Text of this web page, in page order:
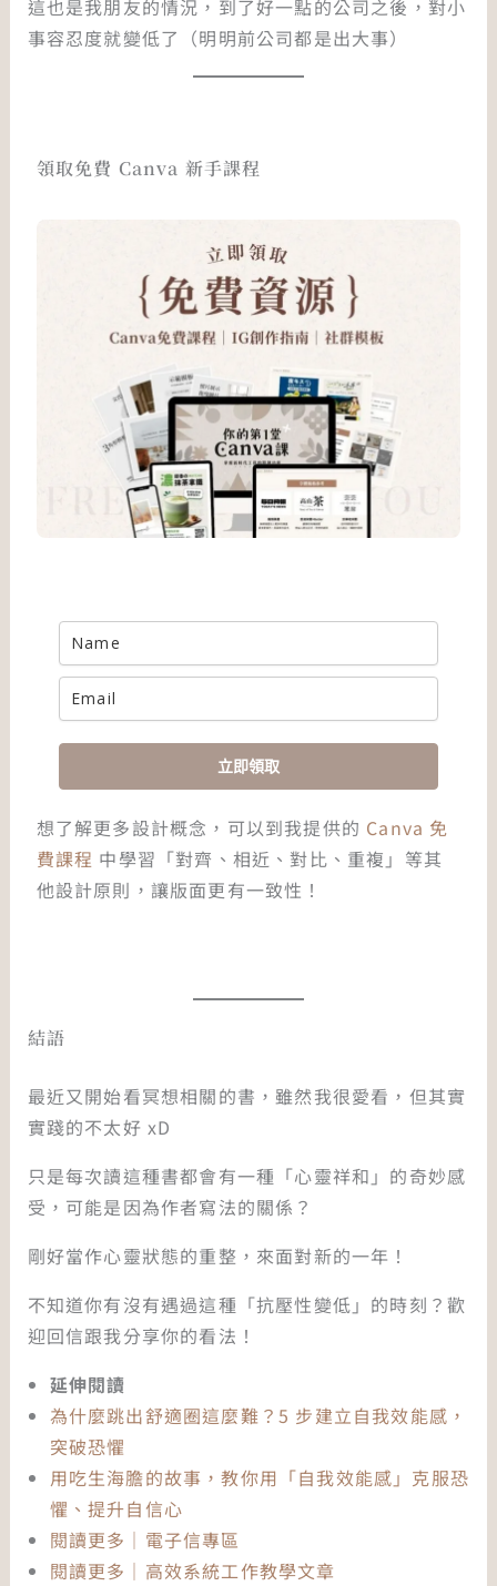
這也是我朋友的情況，到了好一點的公司之後，對小
事容忍度就變低了（明明前公司都是出大事）
領取免費 Canva 新手課程
立即領取
想了解更多設計概念，可以到我提供的 Canva 免
費課程 中學習「對齊、相近、對比、重複」等其
他設計原則，讓版面更有一致性！
結語
最近又開始看冥想相關的書，雖然我很愛看，但其實
實踐的不太好 xD
只是每次讀這種書都會有一種「心靈祥和」的奇妙感
受，可能是因為作者寫法的關係？
剛好當作心靈狀態的重整，來面對新的一年！
不知道你有沒有遇過這種「抗壓性變低」的時刻？歡
迎回信跟我分享你的看法！
延伸閱讀
為什麼跳出舒適圈這麼難？5 步建立自我效能感，
突破恐懼
用吃生海膽的故事，教你用「自我效能感」克服恐
懼、提升自信心
閱讀更多｜電子信專區
閱讀更多｜高效系統工作教學文章